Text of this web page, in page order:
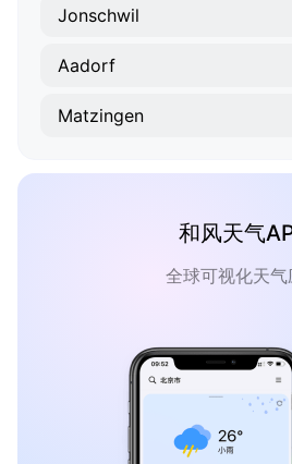
Jonschwil
Aadorf
Matzingen
和风天气
全球可视化天气